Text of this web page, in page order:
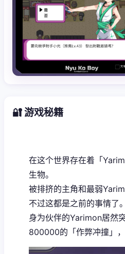
🔐 游戏秘籍
在这个世界存在着「
生物。
被排挤的主角和最弱
不过这都是之前的事情了。
身为伙伴的Yarimon居然
800000的「作弊冲撞」，